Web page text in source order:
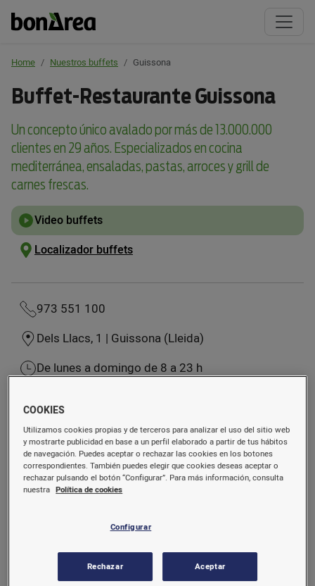
Home Nuestros buffets guissona
Buffet-Restaurante Guissona
Un concepto único avalado por más de 13.000.000
clientes en 29 años. Especializados en cocina
mediterránea, ensaladas, pastas, arroces y grill de
carnes frescas.
Video buffets
Localizador buffets
973 551 100
Dels Llacs, 1 | Guissona (Lleida)
De lunes a domingo de 8 a 23 h
31/12 cierra a las 15 h y el 01/01 abre a las 10.30 h
le ofrecemos nuestras propuestas ya cocinadas.
bonÀrea
Super
Centro
Bufets
Box
online
Cash
Agrocentros
COOKIES
Utilizamos cookies propias y de terceros para analizar el uso del sitio web
y mostrarte publicidad en base a un perfil elaborado a partir de tus hábitos
de navegación. Puedes aceptar o rechazar las cookies en los botones
correspondientes. También puedes elegir que cookies deseas aceptar o
rechazar pulsando el botón “Configurar”. Para más información, consulta
nuestra Política de cookies
Configurar
Rechazar Aceptar